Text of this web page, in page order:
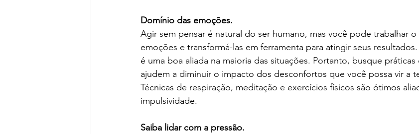
Domínio das emoções.
Agir sem pensar é natural do ser humano, mas você pode trabalhar
emoções e transformá-las em ferramenta para atingir seus
é uma boa aliada na maioria das situações. Portanto, busque
ajudem a diminuir o impacto dos desconfortos que você possa vir a
Técnicas de respiração, meditação e exercícios físicos são ótimos
impulsividade.
Saiba lidar com a pressão.